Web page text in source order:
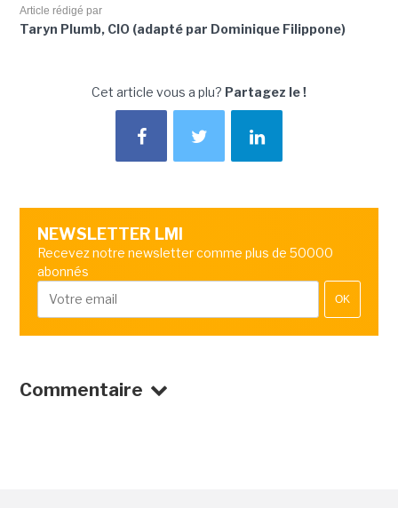
Article rédigé par
Taryn Plumb, CIO (adapté par Dominique Filippone)
Cet article vous a plu? Partagez le !
NEWSLETTER LMI
Recevez notre newsletter comme plus de 50000
abonnés
OK
Commentaire